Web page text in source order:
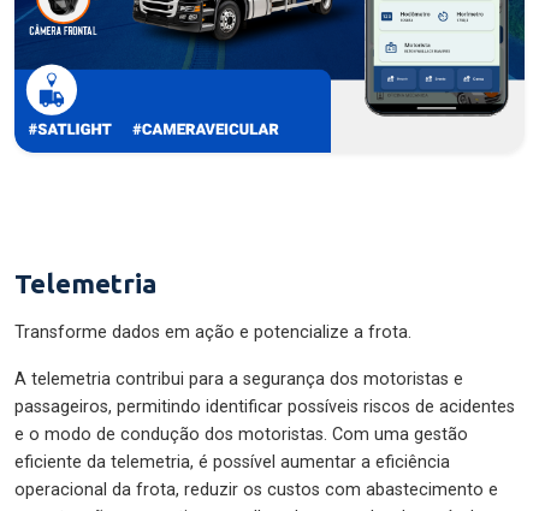
Telemetria
Transforme dados em ação e potencialize a frota.
A telemetria contribui para a segurança dos motoristas e
passageiros, permitindo identificar possíveis riscos de acidentes
e o modo de condução dos motoristas. Com uma gestão
eficiente da telemetria, é possível aumentar a eficiência
operacional da frota, reduzir os custos com abastecimento e